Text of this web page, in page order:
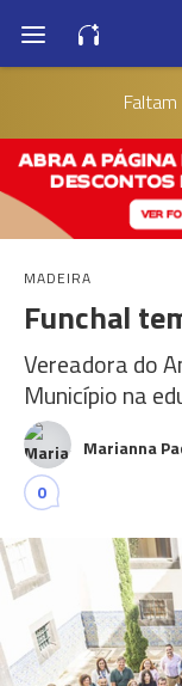
Faltam
MADEIRA
Funchal
Vereadora do
Município na
Marianna
0